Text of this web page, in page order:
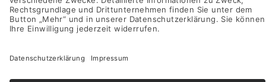
Die durchgestrichenen Preise entsprechen dem bisherigen Preis
in diesem Online-Shop.